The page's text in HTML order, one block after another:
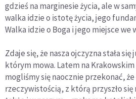
gdzieś na marginesie życia, ale w
walka idzie o istotę życia, jego
Walka idzie o Boga i jego miejsce we
Zdaje się, że nasza ojczyzna stała
którym mowa. Latem na
mogliśmy się naocznie przekonać,
rzeczywistością, z którą przyszło